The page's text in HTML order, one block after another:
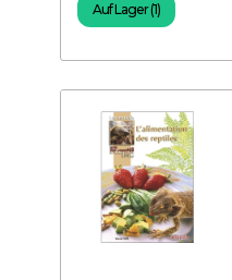
Auf Lager (1)